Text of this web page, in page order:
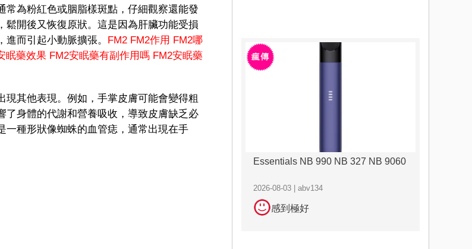
為粉紅色或胭脂樣斑點，仔細觀察還能發
開後又恢復原狀。這是因為肝臟功能受損
而引起小動脈擴張。 FM2 FM2作用 FM2哪
眠藥效果 FM2安眠藥有副作用嗎 FM2安眠藥
其他表現。例如，手掌皮膚可能會變得粗
了身體的代謝和營養吸收，導致皮膚缺乏必
一種形狀像蜘蛛的血管痣，通常出現在手
Essentials NB 990 NB 327 NB 9060
2026-08-03 | abv134
感到極好